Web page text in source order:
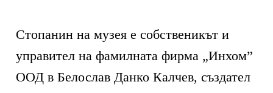
Стопанин на музея е собственикът и
управител на фамилната фирма „Инхом”
ООД в Белослав Данко Калчев, създател